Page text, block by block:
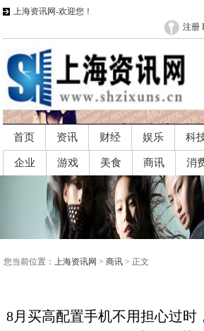
上海资讯网-欢迎您！
注册
首页 资讯 财经 娱乐 科
企业 游戏 美食 商讯 消
您当前位置： 上海资讯网 > 商讯 > 正文
8月买高配置手机不用担心过时